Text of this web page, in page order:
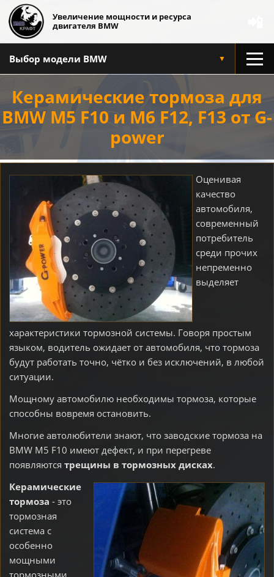
Увеличение мощности и ресурса
двигателя BMW
Выбор модели BMW ▼
Керамические тормоза для
BMW M5 F10 и M6 F12, F13 от G-
power
Оценивая
качество
автомобиля,
современный
потребитель
среди прочих
непременно
выделяет
характеристики тормозной системы. Говоря простым
языком, водитель ожидает от автомобиля, что тормоза
будут работать точно, чётко и без исключений, в любой
ситуации.
Мощному автомобилю необходимы тормоза, которые
способны вовремя остановить.
Многие автолюбители знают, что заводские тормоза на
BMW М5 F10 имеют дефект, и при перегреве
появляются трещины в тормозных дисках.
Керамические
тормоза - это
тормозная
система с
особенно
мощными